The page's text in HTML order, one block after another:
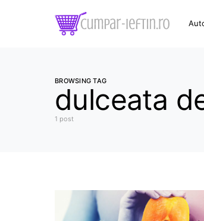
BROWSING TAG
dulceata
1 post